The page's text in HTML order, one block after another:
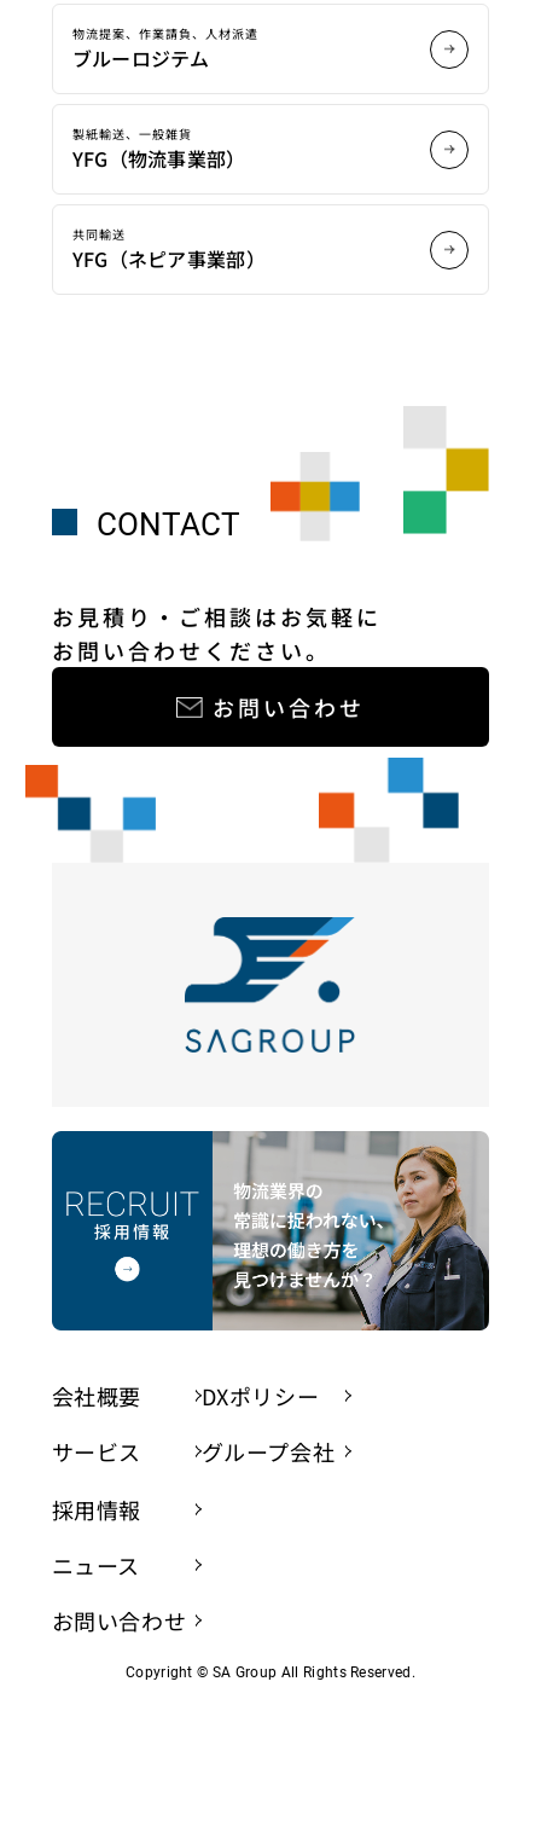
物流提案、作業請負、人材派遣
ブルーロジテム
製紙輸送、一般雑貨
YFG（物流事業部）
共同輸送
YFG（ネピア事業部）
CONTACT
お見積り・ご相談はお気軽に
お問い合わせください。
お問い合わせ
会社概要
サービス
DXポリシー
グループ会社
採用情報
ニュース
お問い合わせ
Copyright © SA Group All Rights Reserved.